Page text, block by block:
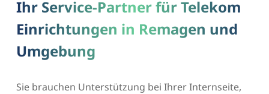
Ihr Service-Partner für Telekom
Einrichtungen in Remagen und
Umgebung
Sie brauchen Unterstützung bei Ihrer Internseite,